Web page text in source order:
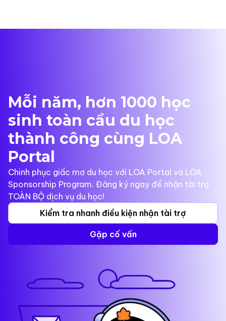
Mỗi năm, hơn 1000 học
sinh toàn cầu du học
thành công cùng LOA
Portal
Chinh phục giấc mơ du học với LOA Portal và LOA
Sponsorship Program. Đăng ký ngay để nhận tài trợ
TOÀN BỘ dịch vụ du học!
Kiểm tra nhanh điều kiện nhận tài trợ
Gặp cố vấn